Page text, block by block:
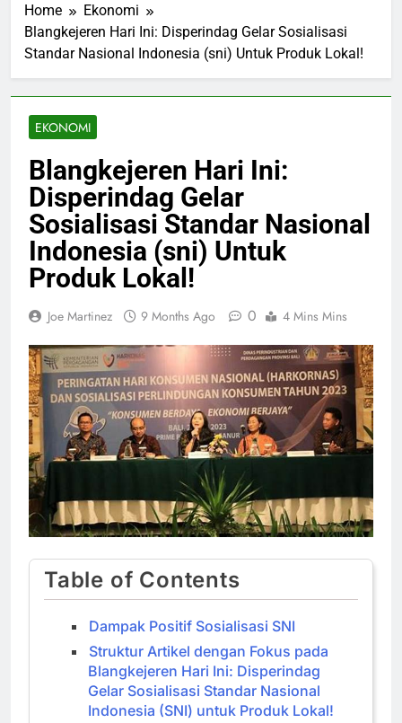
Home
Ekonomi
Blangkejeren Hari Ini: Disperindag Gelar Sosialisasi
Standar Nasional Indonesia (sni) Untuk Produk Lokal!
EKONOMI
Blangkejeren Hari Ini:
Disperindag Gelar
Sosialisasi Standar Nasional
Indonesia (sni) Untuk
Produk Lokal!
Joe Martinez 9 Months Ago 0 4 Mins Mins
Table of Contents
Dampak Positif Sosialisasi SNI
Struktur Artikel dengan Fokus pada
Blangkejeren Hari Ini: Disperindag
Gelar Sosialisasi Standar Nasional
Indonesia (SNI) untuk Produk Lokal!